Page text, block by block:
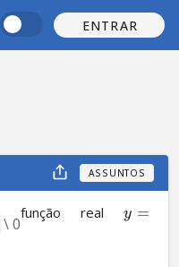
ENTRAR
ASSUNTOS
função real y =
0